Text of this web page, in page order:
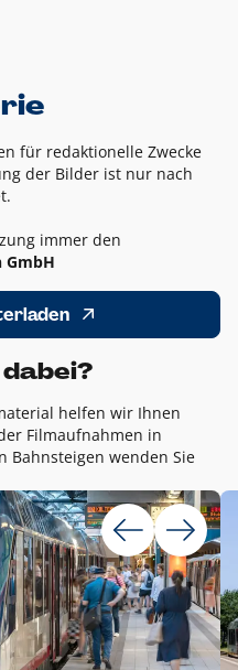
für redaktionelle Zwecke
der Bilder ist nur nach
immer den
GmbH
helfen wir Ihnen
Filmaufnahmen in
Bahnsteigen wenden Sie